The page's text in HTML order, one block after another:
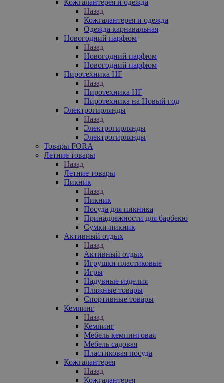
Кожгалантерея и одежда
Назад
Кожгалантерея и одежда
Одежда карнавальная
Новогодний парфюм
Назад
Новогодний парфюм
Новогодний парфюм
Пиротехника НГ
Назад
Пиротехника НГ
Пиротехника на Новый год
Электрогирлянды
Назад
Электрогирлянды
Электрогирлянды
Товары FORA
Летние товары
Назад
Летние товары
Пикник
Назад
Пикник
Посуда для пикника
Принадлежности для барбекю
Сумки-пикник
Активный отдых
Назад
Активный отдых
Игрушки пластиковые
Игры
Надувные изделия
Пляжные товары
Спортивные товары
Кемпинг
Назад
Кемпинг
Мебель кемпинговая
Мебель садовая
Пластиковая посуда
Кожгалантерея
Назад
Кожгалантерея